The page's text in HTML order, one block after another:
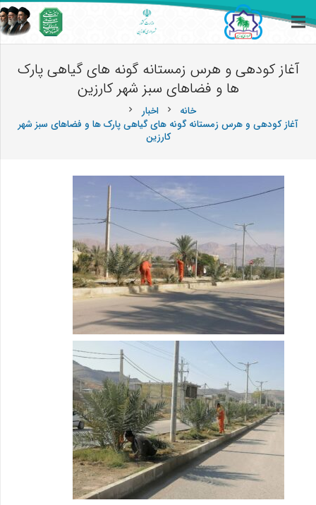
آغاز کودهی و هرس زمستانه گونه های گیاهی پارک
ها و فضاهای سبز شهر کارزین
خانه chevron_right اخبار chevron_right
آغاز کودهی و هرس زمستانه گونه های گیاهی پارک ها و فضاهای سبز شهر
کارزین